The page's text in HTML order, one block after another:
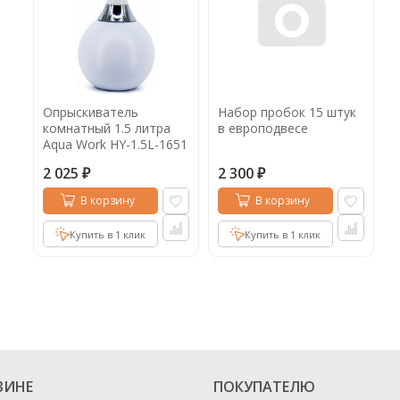
Опрыскиватель
комнатный 1.5 литра
Aqua Work HY-1.5L-1651
2 025 ₽
В корзину
Купить в 1 клик
Набор пробок 15 штук
в европодвесе
2 300 ₽
В корзину
Купить в 1 клик
ПОКУПАТЕЛЮ